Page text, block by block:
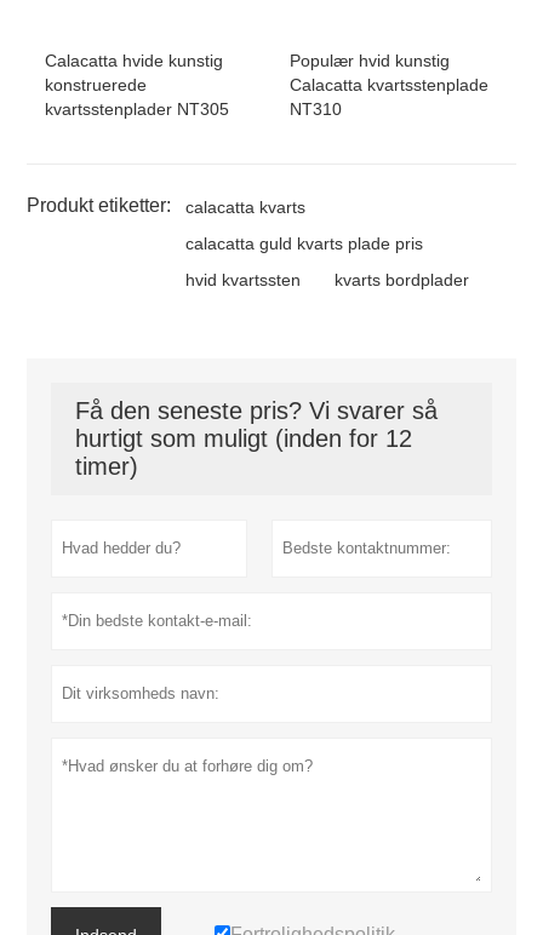
Calacatta hvide kunstig
konstruerede
kvartsstenplader NT305
Populær hvid kunstig
Calacatta kvartsstenplade
NT310
Produkt etiketter:
calacatta kvarts
calacatta guld kvarts plade pris
hvid kvartssten
kvarts bordplader
Få den seneste pris? Vi svarer så
hurtigt som muligt (inden for 12
timer)